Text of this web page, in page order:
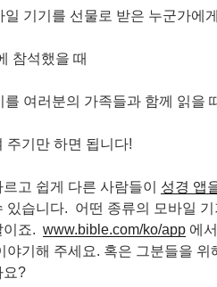
기기를 선물로 받은 누군가에게
참석했을 때
여러분의 가족들과 함께 읽을
주기만 하면 됩니다!
고 쉽게 다른 사람들이 성경 앱
있습니다. 어떤 종류의 모바일 기
이죠. www.bible.com/ko/app 에
야기해 주세요. 혹은 그분들을 위
요?